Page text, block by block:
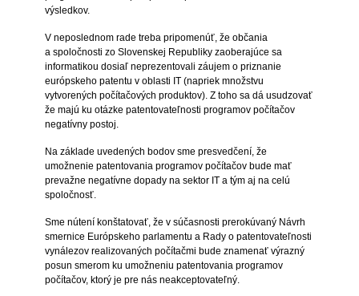
výsledkov.
V neposlednom rade treba pripomenúť, že občania
a spoločnosti zo Slovenskej Republiky zaoberajúce sa
informatikou dosiaľ neprezentovali záujem o priznanie
európskeho patentu v oblasti IT (napriek množstvu
vytvorených počítačových produktov). Z toho sa dá usudzovať
že majú ku otázke patentovateľnosti programov počítačov
negatívny postoj.
Na základe uvedených bodov sme presvedčení, že
umožnenie patentovania programov počítačov bude mať
prevažne negatívne dopady na sektor IT a tým aj na celú
spoločnosť.
Sme nútení konštatovať, že v súčasnosti prerokúvaný Návrh
smernice Európskeho parlamentu a Rady o patentovateľnosti
vynálezov realizovaných počítačmi bude znamenať výrazný
posun smerom ku umožneniu patentovania programov
počítačov, ktorý je pre nás neakceptovateľný.